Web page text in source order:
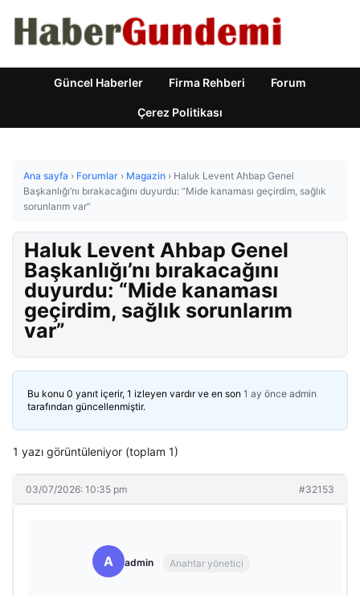
Güncel Haberler Firma Rehberi Forum
Çerez Politikası
Ana sayfa › Forumlar › Magazin › Haluk Levent Ahbap Genel
Başkanlığı’nı bırakacağını duyurdu: “Mide kanaması geçirdim, sağlık
sorunlarım var”
Haluk Levent Ahbap Genel
Başkanlığı’nı bırakacağını
duyurdu: “Mide kanaması
geçirdim, sağlık sorunlarım
var”
Bu konu 0 yanıt içerir, 1 izleyen vardır ve en son 1 ay önce admin
tarafından güncellenmiştir.
1 yazı görüntüleniyor (toplam 1)
03/07/2026: 10:35 pm #32153
A admin Anahtar yönetici